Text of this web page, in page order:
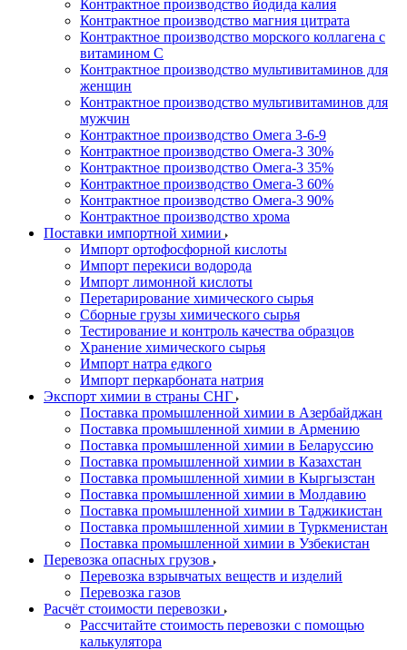
Контрактное производство йодида калия
Контрактное производство магния цитрата
Контрактное производство морского коллагена с
витамином С
Контрактное производство мультивитаминов для
женщин
Контрактное производство мультивитаминов для
мужчин
Контрактное производство Омега 3-6-9
Контрактное производство Омега-3 30%
Контрактное производство Омега-3 35%
Контрактное производство Омега-3 60%
Контрактное производство Омега-3 90%
Контрактное производство хрома
Поставки импортной химии
Импорт ортофосфорной кислоты
Импорт перекиси водорода
Импорт лимонной кислоты
Перетарирование химического сырья
Сборные грузы химического сырья
Тестирование и контроль качества образцов
Хранение химического сырья
Импорт натра едкого
Импорт перкарбоната натрия
Экспорт химии в страны СНГ
Поставка промышленной химии в Азербайджан
Поставка промышленной химии в Армению
Поставка промышленной химии в Беларуссию
Поставка промышленной химии в Казахстан
Поставка промышленной химии в Кыргызстан
Поставка промышленной химии в Молдавию
Поставка промышленной химии в Таджикистан
Поставка промышленной химии в Туркменистан
Поставка промышленной химии в Узбекистан
Перевозка опасных грузов
Перевозка взрывчатых веществ и изделий
Перевозка газов
Расчёт стоимости перевозки
Рассчитайте стоимость перевозки с помощью
калькулятора